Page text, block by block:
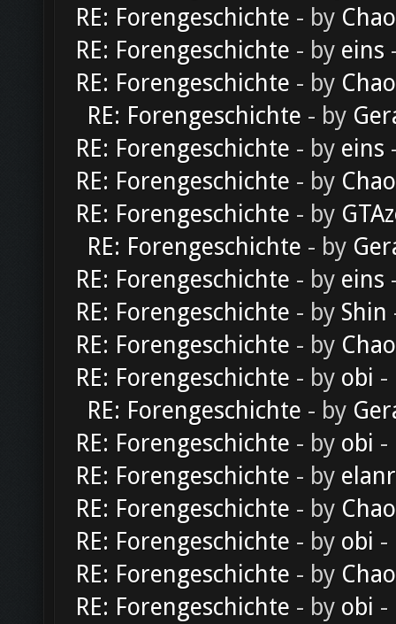
RE: Forengeschichte - by
RE: Forengeschichte - by eins
RE: Forengeschichte - by
RE: Forengeschichte - by
RE: Forengeschichte - by eins
RE: Forengeschichte - by
RE: Forengeschichte - by
RE: Forengeschichte - by
RE: Forengeschichte - by eins
RE: Forengeschichte - by Shin
RE: Forengeschichte - by
RE: Forengeschichte - by obi -
RE: Forengeschichte - by
RE: Forengeschichte - by obi -
RE: Forengeschichte - by
RE: Forengeschichte - by
RE: Forengeschichte - by obi -
RE: Forengeschichte - by
RE: Forengeschichte - by obi -